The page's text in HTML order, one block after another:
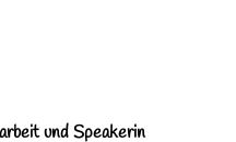
und Speakerin